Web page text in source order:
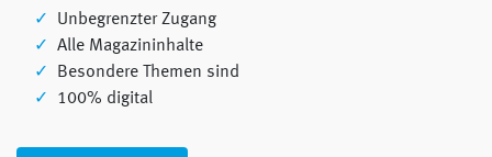
Unbegrenzter Zugang
Alle Magazininhalte
Besondere Themen sind
100% digital